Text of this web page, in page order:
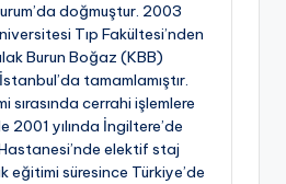
doğmuştur. 2003
Tıp Fakültesi’nden
Burun Boğaz (KBB)
tamamlamıştır.
sırasında cerrahi işlemlere
2001 yılında İngiltere’de
elektif staj
eğitimi süresince Türkiye’de